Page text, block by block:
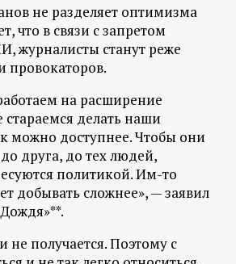
не разделяет оптимизма
что в связи с запретом
журналисты станут реже
провокаторов.
на расширение
делать наши
можно доступнее. Чтобы они
друга, до тех людей,
политикой. Им-то
добывать сложнее», — заявил
не получается. Поэтому с